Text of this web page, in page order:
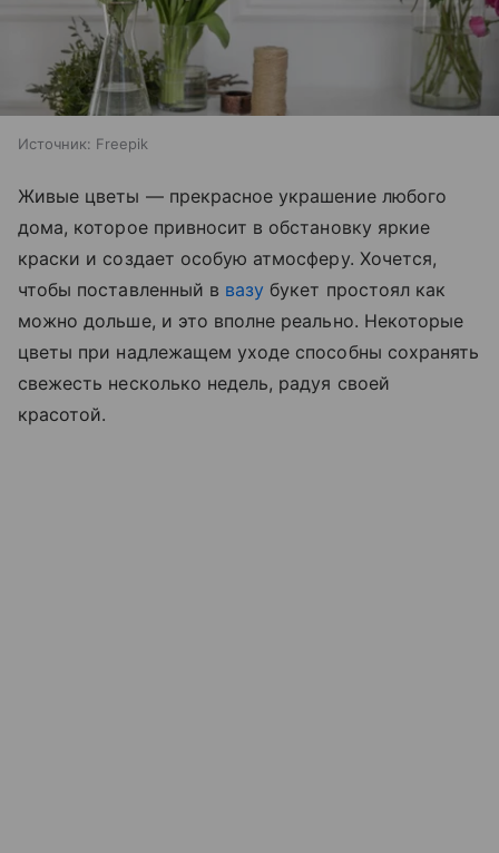
Источник: Freepik
Живые цветы — прекрасное украшение любого
дома, которое привносит в обстановку яркие
краски и создает особую атмосферу. Хочется,
чтобы поставленный в вазу букет простоял как
можно дольше, и это вполне реально. Некоторые
цветы при надлежащем уходе способны сохранять
свежесть несколько недель, радуя своей
красотой.